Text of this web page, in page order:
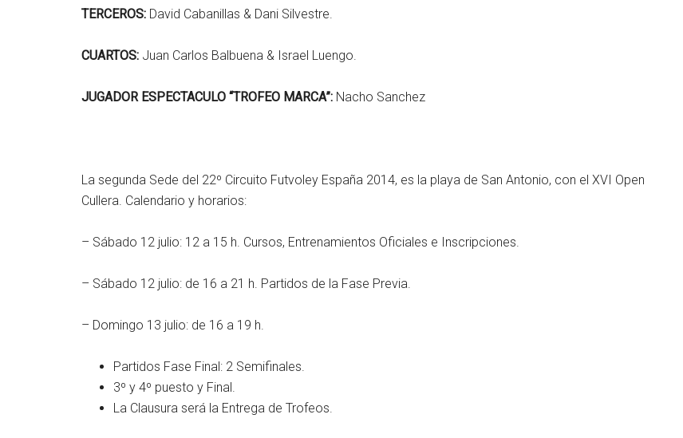
TERCEROS: David Cabanillas & Dani Silvestre.
CUARTOS: Juan Carlos Balbuena & Israel Luengo.
JUGADOR ESPECTACULO “TROFEO MARCA”: Nacho Sanchez
La segunda Sede del 22º Circuito Futvoley España 2014, es la playa de San Antonio, con el XVI Open
Cullera. Calendario y horarios:
– Sábado 12 julio: 12 a 15 h. Cursos, Entrenamientos Oficiales e Inscripciones.
– Sábado 12 julio: de 16 a 21 h. Partidos de la Fase Previa.
– Domingo 13 julio: de 16 a 19 h.
Partidos Fase Final: 2 Semifinales.
3º y 4º puesto y Final.
La Clausura será la Entrega de Trofeos.